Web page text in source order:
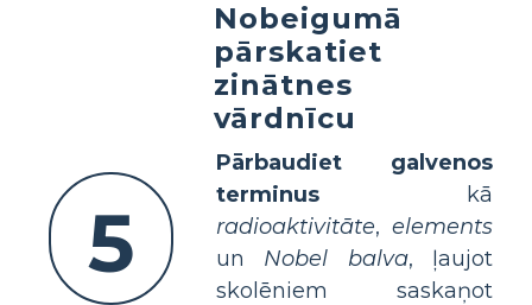
5
Nobeigumā
pārskatiet
zinātnes
vārdnīcu
Pārbaudiet galvenos
terminus kā
radioaktivitāte, elements
un Nobel balva, ļaujot
skolēniem saskaņot